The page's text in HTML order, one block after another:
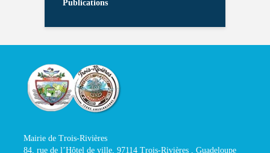
Publications
Mairie de Trois-Rivières
84, rue de l’Hôtel de ville, 97114 Trois-Rivières , Guadeloupe